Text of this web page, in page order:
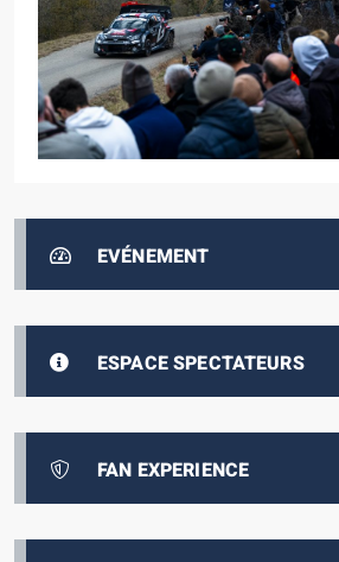
EVÉNEMENT
ESPACE SPECTATEURS
FAN EXPERIENCE